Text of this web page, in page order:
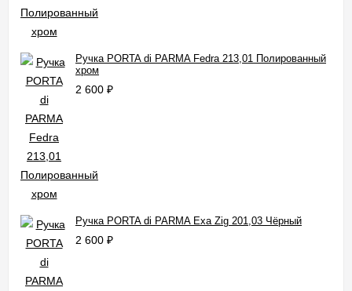
Ручка PORTA di PARMA Fedra 213,01 Полированный
хром
2 600 ₽
Ручка PORTA di PARMA Exa Zig 201,03 Чёрный
2 600 ₽